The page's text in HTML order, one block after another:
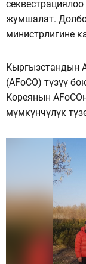
жумшалат.
министрлигине
Кыргызстандын
(AFoCO) түзүү
Кореянын
мүмкүнчүлүк